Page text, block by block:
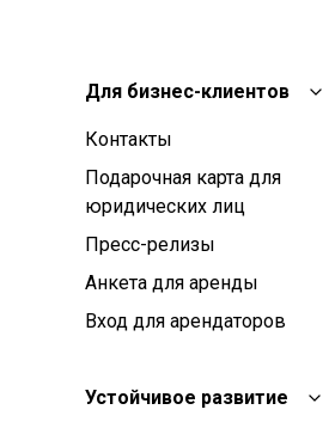
Для бизнес-клиентов
Контакты
Подарочная карта для
юридических лиц
Пресс-релизы
Анкета для аренды
Вход для арендаторов
Устойчивое развитие